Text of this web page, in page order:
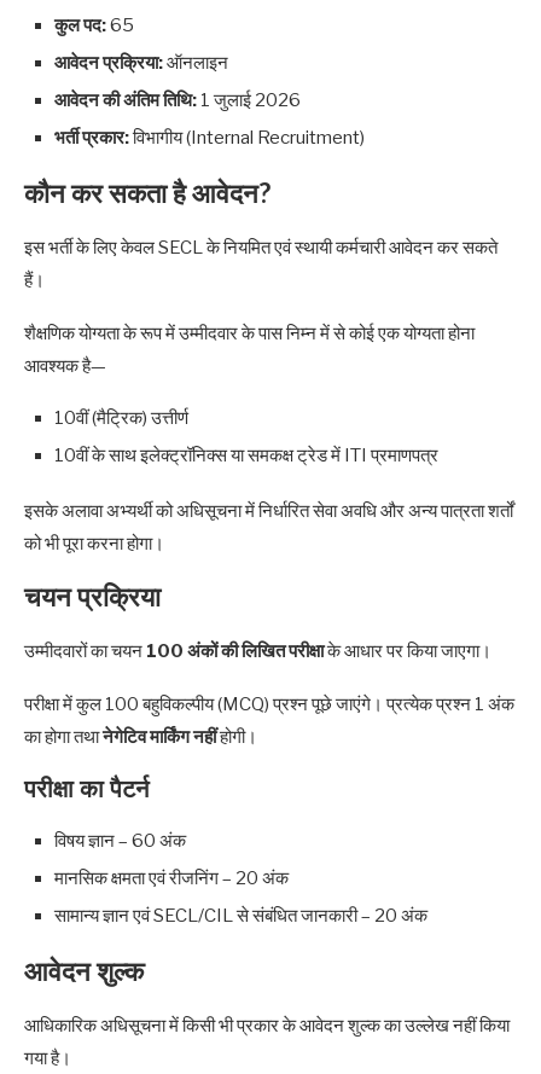
कुल पद:65
आवेदन प्रक्रिया:ऑनलाइन
आवेदन की अंतिम तिथि: 1 जुलाई 2026
भर्ती प्रकार:विभागीय (Internal Recruitment)
कौन कर सकता है आवेदन?
इस भर्ती के लिए केवल SECL के नियमित एवं स्थायी कर्मचारी आवेदन कर सकते
हैं।
शैक्षणिक योग्यता के रूप में उम्मीदवार के पास निम्न में से कोई एक योग्यता होना
आवश्यक है—
10वीं (मैट्रिक) उत्तीर्ण
10वीं के साथ इलेक्ट्रॉनिक्स या समकक्ष ट्रेड में ITI प्रमाणपत्र
इसके अलावा अभ्यर्थी को अधिसूचना में निर्धारित सेवा अवधि और अन्य पात्रता शर्तों
को भी पूरा करना होगा।
चयन प्रक्रिया
उम्मीदवारों का चयन 100 अंकों की लिखित परीक्षाके आधार पर किया जाएगा।
परीक्षा में कुल 100 बहुविकल्पीय (MCQ) प्रश्न पूछे जाएंगे। प्रत्येक प्रश्न 1 अंक
का होगा तथानेगेटिव मार्किंग नहींहोगी।
परीक्षा का पैटर्न
विषय ज्ञान – 60 अंक
मानसिक क्षमता एवं रीजनिंग – 20 अंक
सामान्य ज्ञान एवं SECL/CIL से संबंधित जानकारी – 20 अंक
आवेदन शुल्क
आधिकारिक अधिसूचना में किसी भी प्रकार के आवेदन शुल्क का उल्लेख नहीं किया
गया है।